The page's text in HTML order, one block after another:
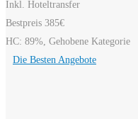
Inkl. Hoteltransfer
Bestpreis 385€
HC: 89%, Gehobene Kategorie
Die Besten Angebote